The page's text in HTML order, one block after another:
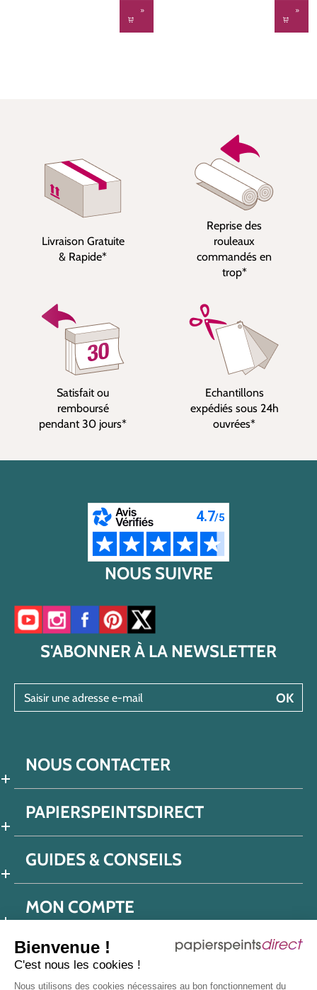
Bienvenue !
C'est nous les cookies !
Nous utilisons des cookies nécessaires au bon fonctionnement du
Livraison Gratuite
& Rapide*
Reprise des
rouleaux
commandés en
trop*
Satisfait ou
remboursé
pendant 30 jours*
Echantillons
expédiés sous 24h
ouvrées*
NOUS SUIVRE
Accéder à notre chaîne YouTube
Accéder à notre compte Instagram
Accéder à notre page Facebook
Accéder à notre compte Pinterest
Accéder à notre compte Twitter/X
S'ABONNER À LA NEWSLETTER
OK
NOUS CONTACTER
PAPIERSPEINTSDIRECT
GUIDES & CONSEILS
MON COMPTE